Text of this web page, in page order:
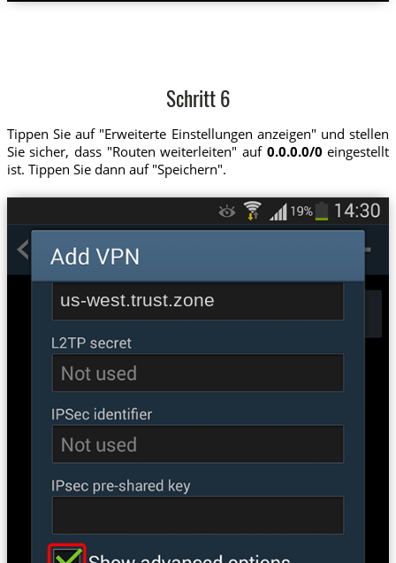
Schritt 6
Tippen Sie auf "Erweiterte Einstellungen anzeigen" und stellen
Sie sicher, dass "Routen weiterleiten" auf 0.0.0.0/0 eingestellt
ist. Tippen Sie dann auf "Speichern".
us-west.trust.zone